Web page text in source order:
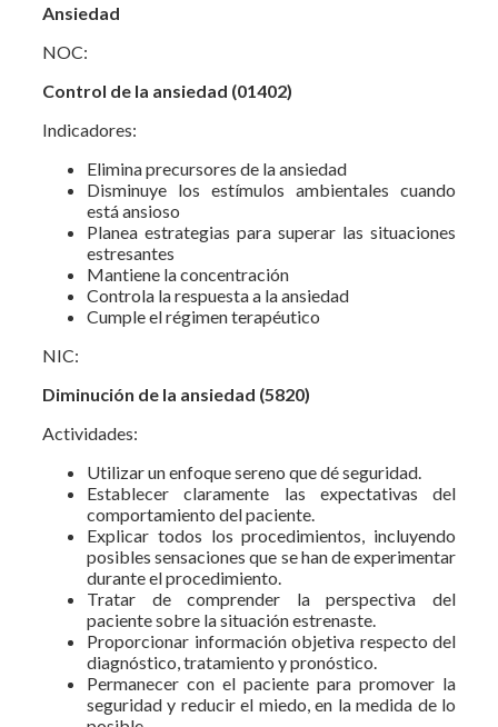
Ansiedad
NOC:
Control de la ansiedad (01402)
Indicadores:
Elimina precursores de la ansiedad
Disminuye los estímulos ambientales cuando
está ansioso
Planea estrategias para superar las situaciones
estresantes
Mantiene la concentración
Controla la respuesta a la ansiedad
Cumple el régimen terapéutico
NIC:
Diminución de la ansiedad (5820)
Actividades:
Utilizar un enfoque sereno que dé seguridad.
Establecer claramente las expectativas del
comportamiento del paciente.
Explicar todos los procedimientos, incluyendo
posibles sensaciones que se han de experimentar
durante el procedimiento.
Tratar de comprender la perspectiva del
paciente sobre la situación estrenaste.
Proporcionar información objetiva respecto del
diagnóstico, tratamiento y pronóstico.
Permanecer con el paciente para promover la
seguridad y reducir el miedo, en la medida de lo